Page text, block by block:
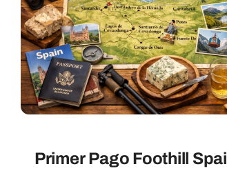
Primer Pago Foothill